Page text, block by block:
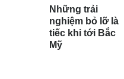
Những trải
nghiệm bỏ lỡ là
tiếc khi tới Bắc
Mỹ